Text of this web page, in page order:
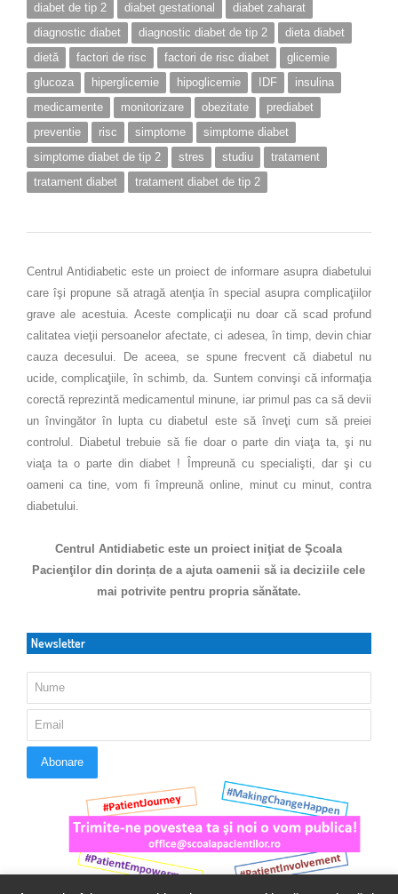
diabet de tip 2
diabet gestational
diabet zaharat
diagnostic diabet
diagnostic diabet de tip 2
dieta diabet
dietă
factori de risc factori de risc diabet
glicemie
glucoza
hiperglicemie hipoglicemie IDF
insulina
medicamente
monitorizare obezitate
prediabet
preventie
risc simptome
simptome diabet
simptome diabet de tip 2
stres studiu
tratament
tratament diabet
tratament diabet de tip 2
Centrul Antidiabetic este un proiect de informare asupra diabetului
care îşi propune să atragă atenţia în special asupra complicaţiilor
grave ale acestuia. Aceste complicaţii nu doar că scad profund
calitatea vieţii persoanelor afectate, ci adesea, în timp, devin chiar
cauza decesului. De aceea, se spune frecvent că diabetul nu
ucide, complicaţiile, în schimb, da. Suntem convinşi că informaţia
corectă reprezintă medicamentul minune, iar primul pas ca să devii
un învingător în lupta cu diabetul este să înveţi cum să preiei
controlul. Diabetul trebuie să fie doar o parte din viaţa ta, şi nu
viaţa ta o parte din diabet ! Împreună cu specialişti, dar şi cu
oameni ca tine, vom fi împreună online, minut cu minut, contra
diabetului.
Centrul Antidiabetic este un proiect iniţiat de Şcoala
Pacienţilor din dorința de a ajuta oamenii să ia deciziile cele
mai potrivite pentru propria sănătate.
Newsletter